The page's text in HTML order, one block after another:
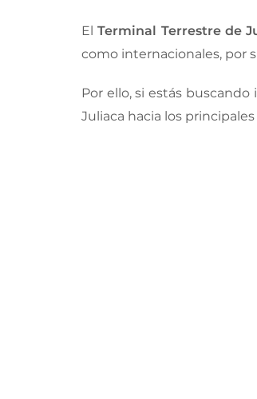
ElTerminal Terrestre de
como internacionales, por
Por ello, si estás
Juliaca hacia los